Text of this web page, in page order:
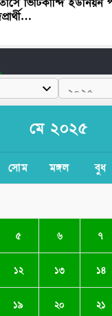
মে ২০২৫
সোম মঙ্গল বুধ
৫ ৬ ৭
১২ ১৩ ১৪
১৯ ২০ ২১